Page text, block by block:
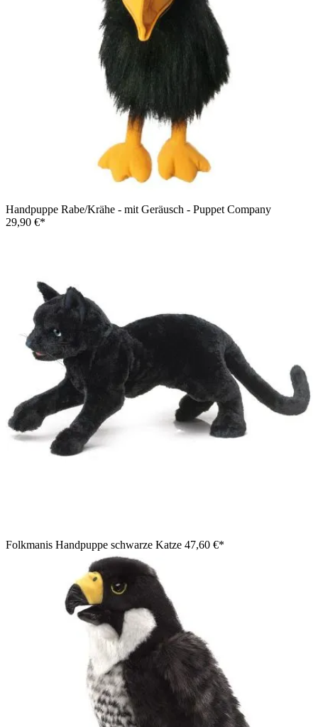
Handpuppe Rabe/Krähe - mit Geräusch - Puppet Company
29,90 €*
Folkmanis Handpuppe schwarze Katze 47,60 €*